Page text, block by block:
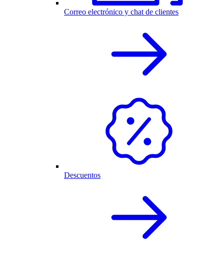
Correo electrónico y chat de clientes
Descuentos